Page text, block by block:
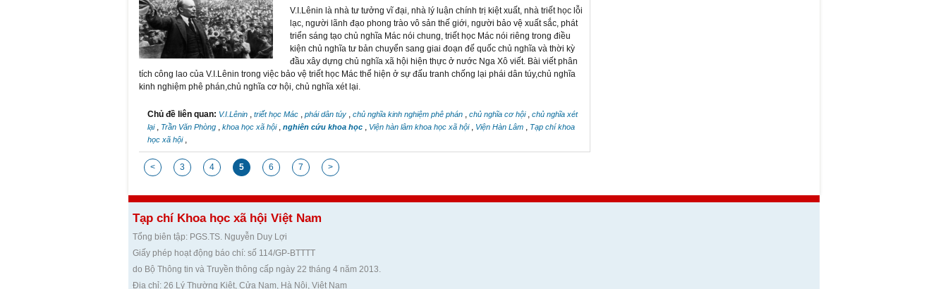
V.I.Lênin là nhà tư tưởng vĩ đại, nhà lý luận chính trị kiệt xuất, nhà triết học lỗi
lạc, người lãnh đạo phong trào vô sản thế giới, người bảo vệ xuất sắc, phát
triển sáng tạo chủ nghĩa Mác nói chung, triết học Mác nói riêng trong điều
kiện chủ nghĩa tư bản chuyển sang giai đoạn đế quốc chủ nghĩa và thời kỳ
đầu xây dựng chủ nghĩa xã hội hiện thực ở nước Nga Xô viết. Bài viết phân
tích công lao của V.I.Lênin trong việc bảo vệ triết học Mác thể hiện ở sự đấu tranh chống lại phái dân túy,chủ nghĩa
kinh nghiệm phê phán,chủ nghĩa cơ hội, chủ nghĩa xét lại.
Chủ đề liên quan: V.I.Lênin , triết học Mác , phái dân túy , chủ nghĩa kinh nghiệm phê phán , chủ nghĩa cơ hội , chủ nghĩa xét
lại , Trần Văn Phòng , khoa học xã hội , nghiên cứu khoa học , Viện hàn lâm khoa học xã hội , Viện Hàn Lâm , Tạp chí khoa
học xã hội ,
< 3 4 5 6 7 >
Tạp chí Khoa học xã hội Việt Nam
Tổng biên tập: PGS.TS. Nguyễn Duy Lợi
Giấy phép hoạt động báo chí: số 114/GP-BTTTT
do Bộ Thông tin và Truyền thông cấp ngày 22 tháng 4 năm 2013.
Địa chỉ: 26 Lý Thường Kiệt, Cửa Nam, Hà Nội, Việt Nam